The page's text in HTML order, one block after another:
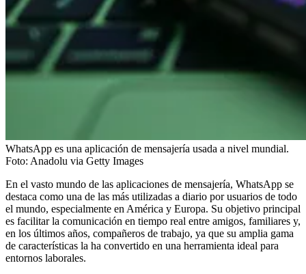
WhatsApp es una aplicación de mensajería usada a nivel mundial.
Foto: Anadolu via Getty Images
En el vasto mundo de las aplicaciones de mensajería, WhatsApp se
destaca como una de las más utilizadas a diario por usuarios de todo
el mundo, especialmente en América y Europa. Su objetivo principal
es facilitar la comunicación en tiempo real entre amigos, familiares y,
en los últimos años, compañeros de trabajo, ya que su amplia gama
de características la ha convertido en una herramienta ideal para
entornos laborales.